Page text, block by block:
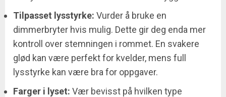
Tilpasset lysstyrke: Vurder å bruke en
dimmerbryter hvis mulig. Dette gir deg enda mer
kontroll over stemningen i rommet. En svakere
glød kan være perfekt for kvelder, mens full
lysstyrke kan være bra for oppgaver.
Farger i lyset: Vær bevisst på hvilken type